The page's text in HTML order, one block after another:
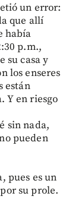
un error:
que allí
había
p.m.,
su casa y
los enseres
están
Y en riesgo
sin nada,
pueden
pues es un
su prole.